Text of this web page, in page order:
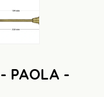
PAOLA -